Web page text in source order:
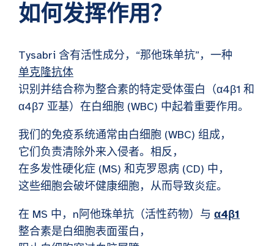
如何发挥作用？
Tysabri 含有活性成分，“那他珠单抗”，一种
单克隆抗体
识别并结合称为整合素的特定受体蛋白（α4β1 和
α4β7 亚基）在白细胞 (WBC) 中起着重要作用。
我们的免疫系统通常由白细胞 (WBC) 组成，
它们负责清除外来入侵者。相反，
在多发性硬化症 (MS) 和克罗恩病 (CD) 中，
这些细胞会破坏健康细胞，从而导致炎症。
在 MS 中，n阿他珠单抗（活性药物）与 α4β1
整合素是白细胞表面蛋白，